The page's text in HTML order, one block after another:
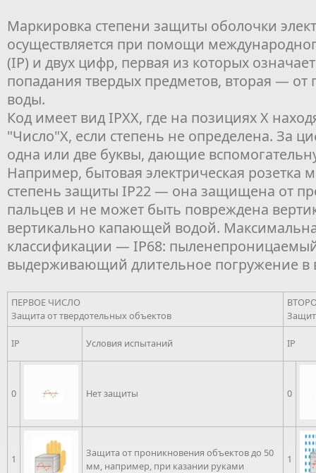
Маркировка степени защиты оболочки
осуществляется при помощи
(IP) и двух цифр, первая из которых
попадания твердых предметов, вторая —
воды.
Код имеет вид IPXX, где на позициях X
"Число"X, если степень не определена. За
одна или две буквы, дающие
Например, бытовая электрическая розетка
степень защиты IP22 — она защищена от
пальцев и не может быть повреждена
вертикально капающей водой.
классификации — IP68:
выдерживающий длительное погружение в
ПЕРВОЕ ЧИСЛО
Защита от твердотельных объектов
IP Условия испытаний IP
0 Нет защиты 0
1
Защита от проникновения объектов до 50
мм, например, при казании руками
1